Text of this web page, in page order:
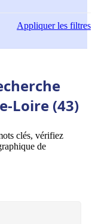
Appliquerles filtres
Loire (43)
clés, vérifiez
de